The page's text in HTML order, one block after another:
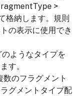
>
格納します。規則
の表示に使用でき
ようなタイプを
す。
のフラグメント
グメントタイプ配